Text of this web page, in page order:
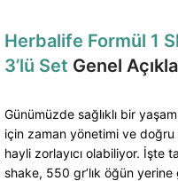
Herbalife Formül 1
3’lü Set Genel
Günümüzde sağlıklı bir
için zaman yönetimi ve
hayli zorlayıcı olabiliyor. İşte
shake, 550 gr’lık öğün